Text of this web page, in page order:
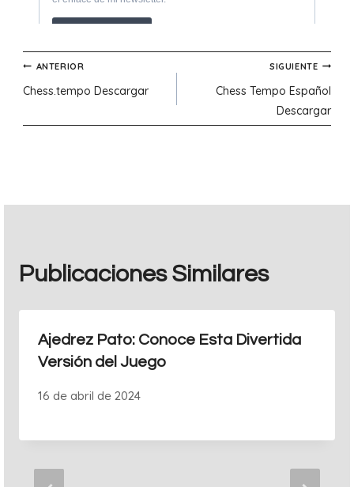
Navegación
ANTERIOR
Chess.tempo Descargar
SIGUIENTE
Chess Tempo Español
Descargar
Publicaciones Similares
Ajedrez Pato: Conoce Esta Divertida
Versión del Juego
16 de abril de 2024